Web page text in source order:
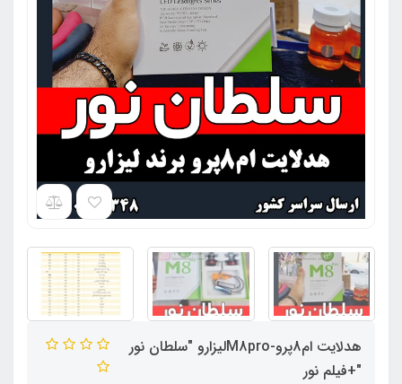
هدلایت ام8پرو-M8proلیزارو "سلطان نور
"+فیلم نور